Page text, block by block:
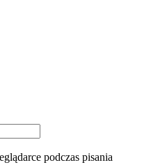
podczas pisania